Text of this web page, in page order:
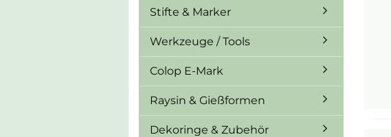
Stifte & Marker
Werkzeuge / Tools
Colop E-Mark
Raysin & Gießformen
Dekoringe & Zubehör